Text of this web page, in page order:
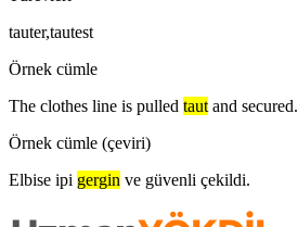
tauter,tautest
Örnek cümle
The clothes line is pulled taut and secured.
Örnek cümle (çeviri)
Elbise ipi gergin ve güvenli çekildi.